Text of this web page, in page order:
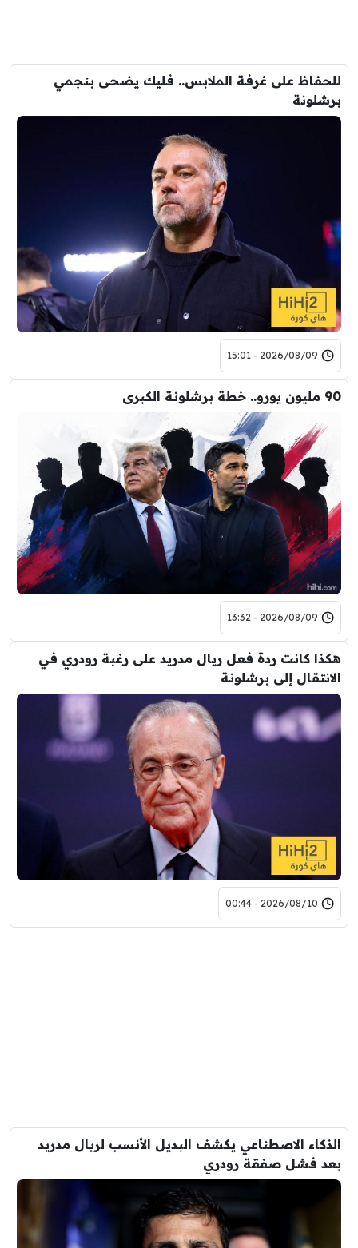
للحفاظ على غرفة الملابس.. فليك يضحى بنجمي
برشلونة
2026/08/09 - 15:01
90 مليون يورو.. خطة برشلونة الكبرى
2026/08/09 - 13:32
هكذا كانت ردة فعل ريال مدريد على رغبة رودري في
الانتقال إلى برشلونة
2026/08/10 - 00:44
الذكاء الاصطناعي يكشف البديل الأنسب لريال مدريد
بعد فشل صفقة رودري